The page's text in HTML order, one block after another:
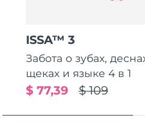
ISSA™ 3
Забота о зубах,
щеках и языке 4 в 1
$ 109
$ 77,39